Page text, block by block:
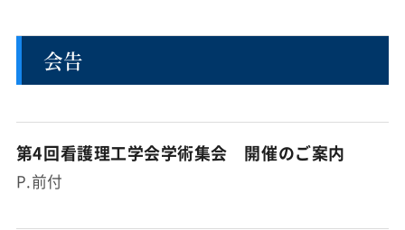
会告
第4回看護理工学会学術集会 開催のご案内
P.前付